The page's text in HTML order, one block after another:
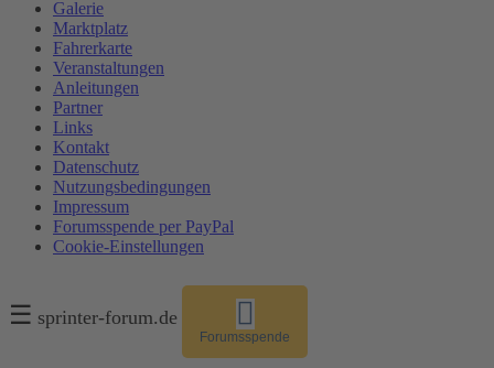
Galerie
Marktplatz
Fahrerkarte
Veranstaltungen
Anleitungen
Partner
Links
Kontakt
Datenschutz
Nutzungsbedingungen
Impressum
Forumsspende per PayPal
Cookie-Einstellungen
☰ sprinter-forum.de
Forumsspende